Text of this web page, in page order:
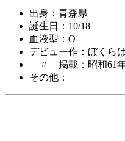
出身：青森県
誕生日：10/18
血液型：O
デビュー作：ぼくら
〃 掲載：昭和61年
その他：